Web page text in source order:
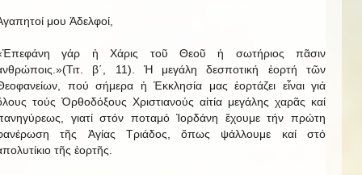
μου Ἀδελφοί,
γάρ ἡ Χάρις τοῦ Θεοῦ ἡ σωτήριος πᾶσιν
β΄, 11). Ἡ μεγάλη δεσποτική ἑορτή τῶν
πού σήμερα ἡ Ἐκκλησία μας ἑορτάζει εἶναι γιά
τούς Ὀρθοδόξους Χριστιανούς αἰτία μεγάλης χαρᾶς καί
γιατί στόν ποταμό Ἰορδάνη ἔχουμε τήν πρώτη
τῆς Ἁγίας Τριάδος, ὅπως ψάλλουμε καί στό
τῆς ἑορτῆς.